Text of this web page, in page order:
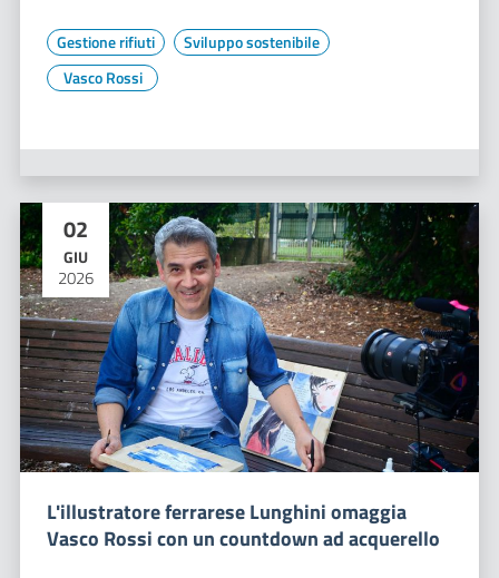
Gestione rifiuti
Sviluppo sostenibile
Vasco Rossi
02
GIU
2026
L'illustratore ferrarese Lunghini omaggia
Vasco Rossi con un countdown ad acquerello